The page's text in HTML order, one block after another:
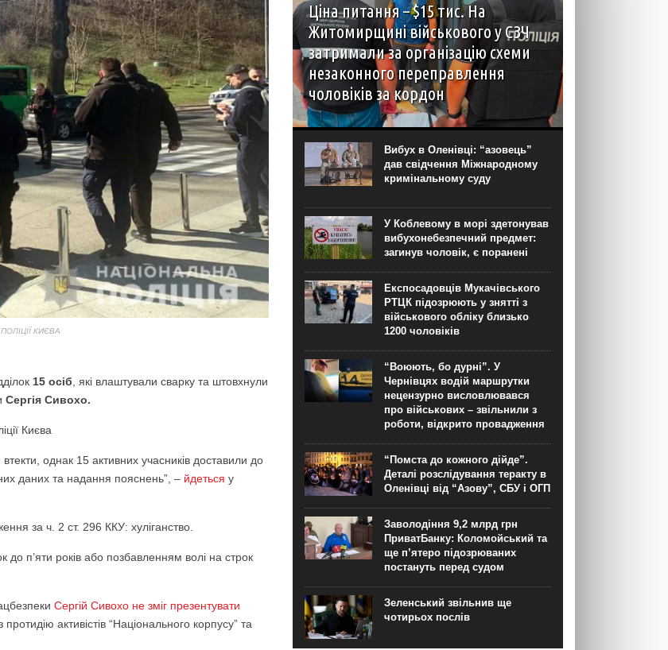
КИЄВА
15 осіб, які влаштували сварку та штовхнули
Сергія Сивохо.
Києва
однак 15 активних учасників доставили до
даних та надання пояснень”, – йдеться у
за ч. 2 ст. 296 ККУ: хуліганство.
до п’яти років або позбавленням волі на строк
Сергій Сивохо не зміг презентувати
активістів “Національного корпусу” та
Ціна питання – $15 тис. На
Житомирщині військового у СЗЧ
затримали за організацію схеми
незаконного переправлення
чоловіків за кордон
У Житомирській області викрили організатора
схеми незаконного переправлення чоловіків
призовного віку через державний кордон
України. Як повідомили “Новинарні” в пресслужбі
Спеціалізованої прокуратури у сфері оборони
Центрального регіону, ним виявився...
Вибух в Оленівці: “азовець”
дав свідчення Міжнародному
кримінальному суду
У Коблевому в морі здетонував
вибухонебезпечний предмет:
загинув чоловік, є поранені
Експосадовців Мукачівського
РТЦК підозрюють у знятті з
військового обліку близько
1200 чоловіків
“Воюють, бо дурні”. У
Чернівцях водій маршрутки
нецензурно висловлювався
про військових – звільнили з
роботи, відкрито провадження
“Помста до кожного дійде”.
Деталі розслідування теракту в
Оленівці від “Азову”, СБУ і ОГП
Заволодіння 9,2 млрд грн
ПриватБанку: Коломойський та
ще п’ятеро підозрюваних
постануть перед судом
Зеленський звільнив ще
чотирьох послів